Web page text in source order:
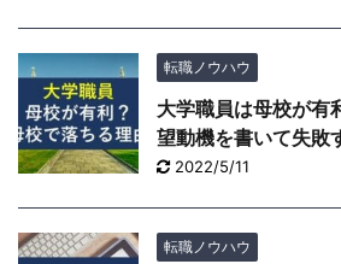
転職ノウハウ
大学職員は母校が有
望動機を書いて失敗
2022/5/11
転職ノウハウ